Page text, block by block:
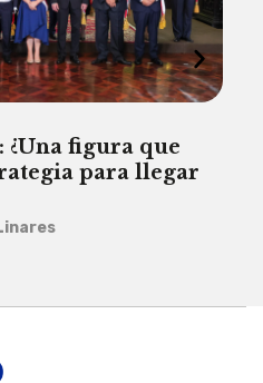
figura que
para llegar